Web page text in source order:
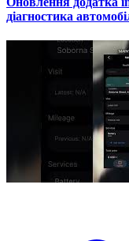
діагностика